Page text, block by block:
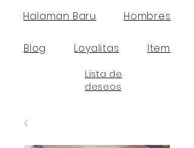
Halaman Baru Hombres
Blog Loyalitas Item
Lista de
deseos